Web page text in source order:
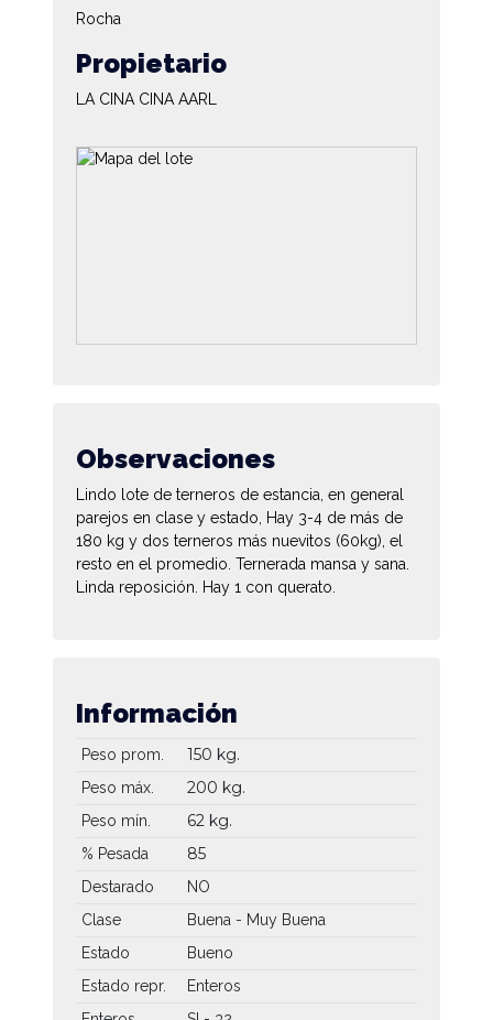
Rocha
Propietario
LA CINA CINA AARL
Observaciones
Lindo lote de terneros de estancia, en general
parejos en clase y estado, Hay 3-4 de más de
180 kg y dos terneros más nuevitos (60kg), el
resto en el promedio. Ternerada mansa y sana.
Linda reposición. Hay 1 con querato.
Información
Peso prom. 150 kg.
Peso máx. 200 kg.
Peso mín. 62 kg.
% Pesada 85
Destarado
NO
Clase
Buena - Muy Buena
Estado
Bueno
Estado repr.
Enteros